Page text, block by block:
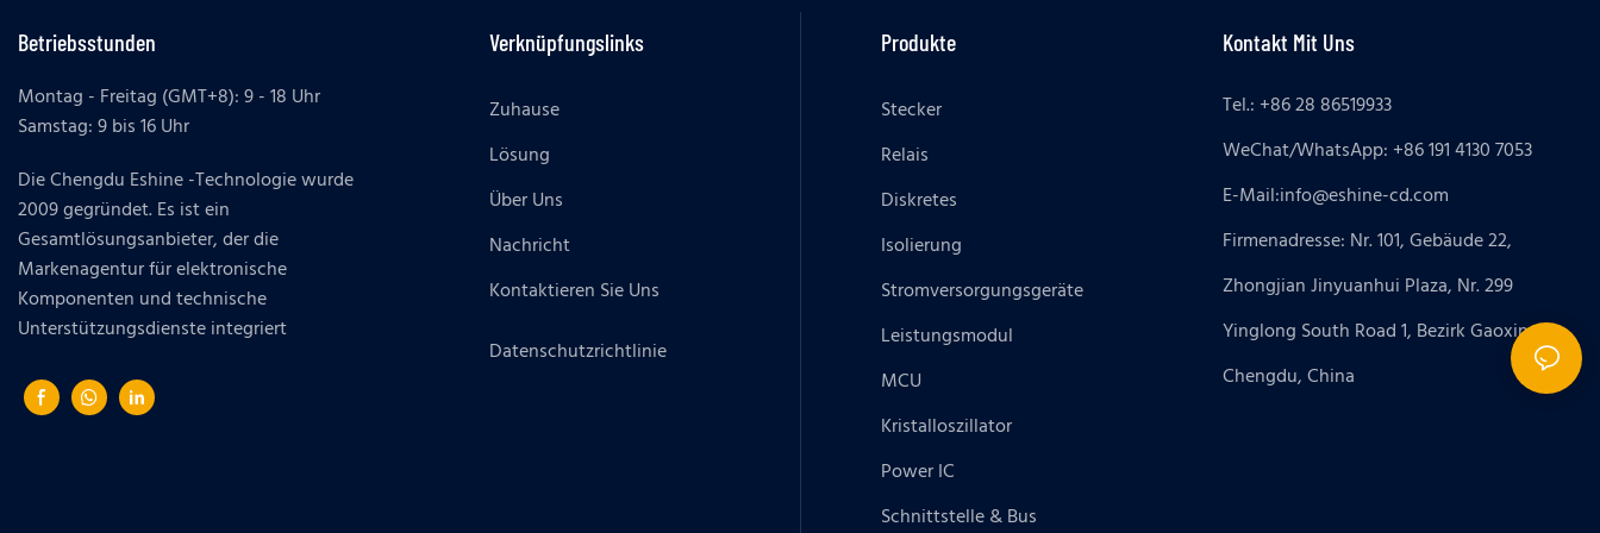
Betriebsstunden
Montag - Freitag (GMT+8): 9 - 18 Uhr
Samstag: 9 bis 16 Uhr
Die Chengdu Eshine -Technologie wurde
2009 gegründet. Es ist ein
Gesamtlösungsanbieter, der die
Markenagentur für elektronische
Komponenten und technische
Unterstützungsdienste integriert
Verknüpfungslinks
Zuhause
Lösung
Über Uns
Nachricht
Kontaktieren Sie Uns
Datenschutzrichtlinie
Produkte
Stecker
Relais
Diskretes
Isolierung
Stromversorgungsgeräte
Leistungsmodul
MCU
Kristalloszillator
Power IC
Schnittstelle & Bus
Kontakt Mit Uns
Tel.: +86 28 86519933
WeChat/WhatsApp: +86 191 4130 7053
E-Mail:info@eshine-cd.com
Firmenadresse: Nr. 101, Gebäude 22,
Zhongjian Jinyuanhui Plaza, Nr. 299
Yinglong South Road 1, Bezirk Gaoxin,
Chengdu, China